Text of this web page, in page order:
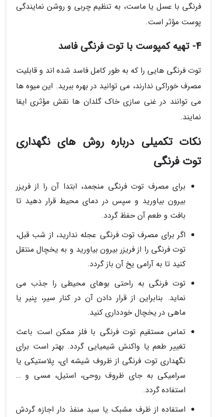
فرنگی با عسل یا ماست، به تنظیم چربی و روشن نمایندگی
پوست مؤثر است.
4- تهیه کمپوست با توت فرنگی فاسد
توت فرنگی هایی را که به طور کامل فاسد شده اند و قابلیت
مصرف خوراکی ندارند، می توانید در بهره ببرید. این میوه ها
می توانند در غنی سازی خاک گلدان ها نقش مؤثری ایفا
نمایند.
نکات تکمیلی درباره روش های نگهداری
توت فرنگی
برای مصرف توت فرنگی منجمد، ابتدا آن را از فریزر
بیرون بیاورید و سپس در دمای محیط قرار دهید تا
بافت و طعم آن حفظ گردد.
اگر برای مصرف توت فرنگی عجله ندارید، از شب قبل،
توت فرنگی را از فریزر بیرون بیاورید و به یخچال منتقل
کنید تا به آرامی یخ آن باز گردد.
توت فرنگی به راحتی بوهای محیطی را جذب می
نماید. بنابراین از قرار دادن آن در کنار سیر، پنیر یا
ماهی در یخچال خودداری کنید.
تماس مستقیم توت فرنگی با فلز ممکن است باعث
تغییر طعم یا واکنش شیمیایی گردد. بهتر است برای
نگهداری توت فرنگی از ظروف شیشه ای، پلاستیکی یا
سرامیکی به جای ظروف روحی، استیل، مسی و …
استفاده گردد.
استفاده از ظرف مشبک یا سبد منفذ دار اجازه گردش